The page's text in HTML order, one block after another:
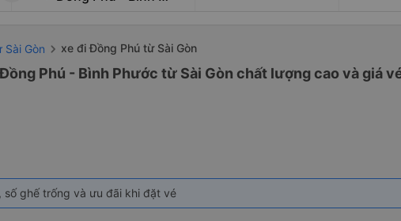
Sài Gòn xe đi Đồng Phú từ Sài Gòn
Phú - Bình Phước từ Sài Gòn chất lượng cao và giá
số ghế trống và ưu đãi khi đặt vé